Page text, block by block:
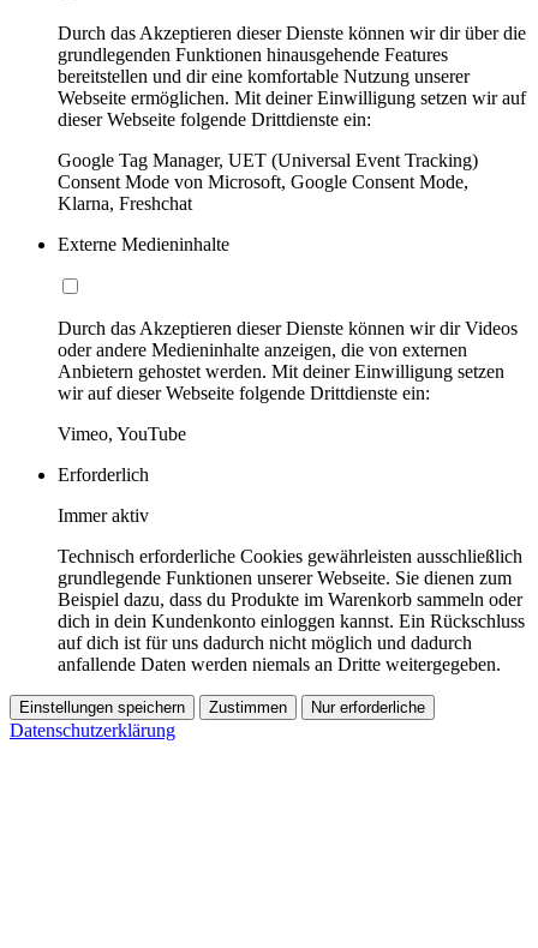
Durch das Akzeptieren dieser Dienste können wir dir über die
grundlegenden Funktionen hinausgehende Features
bereitstellen und dir eine komfortable Nutzung unserer
Webseite ermöglichen. Mit deiner Einwilligung setzen wir auf
dieser Webseite folgende Drittdienste ein:
Google Tag Manager, UET (Universal Event Tracking)
Consent Mode von Microsoft, Google Consent Mode,
Klarna, Freshchat
Externe Medieninhalte
Durch das Akzeptieren dieser Dienste können wir dir Videos
oder andere Medieninhalte anzeigen, die von externen
Anbietern gehostet werden. Mit deiner Einwilligung setzen
wir auf dieser Webseite folgende Drittdienste ein:
Vimeo, YouTube
Erforderlich
Immer aktiv
Technisch erforderliche Cookies gewährleisten ausschließlich
grundlegende Funktionen unserer Webseite. Sie dienen zum
Beispiel dazu, dass du Produkte im Warenkorb sammeln oder
dich in dein Kundenkonto einloggen kannst. Ein Rückschluss
auf dich ist für uns dadurch nicht möglich und dadurch
anfallende Daten werden niemals an Dritte weitergegeben.
Einstellungen speichern Zustimmen Nur erforderliche
Datenschutzerklärung